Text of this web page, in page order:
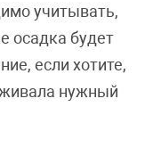
учитывать,
осадка будет
если хотите,
нужный